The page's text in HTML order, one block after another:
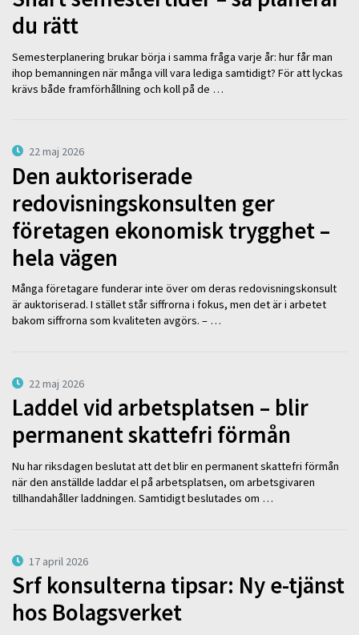
du rätt
Semesterplanering brukar börja i samma fråga varje år: hur får man
ihop bemanningen när många vill vara lediga samtidigt? För att lyckas
krävs både framförhållning och koll på de …
22 maj 2026
Den auktoriserade
redovisningskonsulten ger
företagen ekonomisk trygghet –
hela vägen
Många företagare funderar inte över om deras redovisningskonsult
är auktoriserad. I stället står siffrorna i fokus, men det är i arbetet
bakom siffrorna som kvaliteten avgörs. – …
22 maj 2026
Laddel vid arbetsplatsen – blir
permanent skattefri förmån
Nu har riksdagen beslutat att det blir en permanent skattefri förmån
när den anställde laddar el på arbetsplatsen, om arbetsgivaren
tillhandahåller laddningen. Samtidigt beslutades om …
17 april 2026
Srf konsulterna tipsar: Ny e-tjänst
hos Bolagsverket